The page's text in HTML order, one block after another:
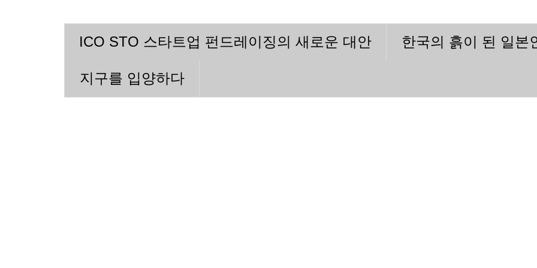
ICO STO 스타트업 펀드레이징의 새로운 대안 한국의 흙이 된 일본
지구를 입양하다